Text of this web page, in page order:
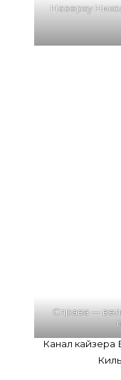
Наверху
Справа —
Канал кайзера